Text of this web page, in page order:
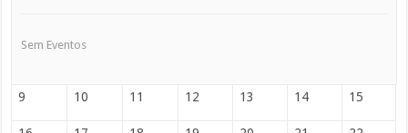
Sem Eventos
9 10 11 12 13 14 15